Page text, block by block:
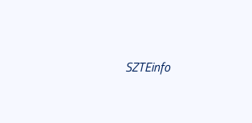
SZTEinfo